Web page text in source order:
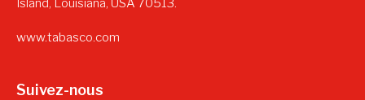
Island, Louisiana, USA 70513.
www.tabasco.com
Suivez-nous